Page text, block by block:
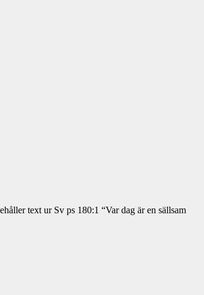
text ur Sv ps 180:1 “Var dag är en sällsam